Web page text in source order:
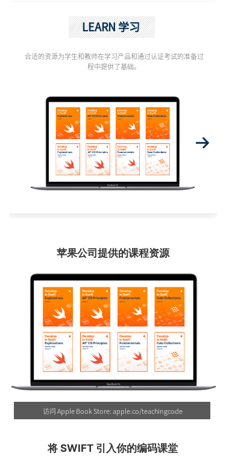
合适的资源为学生和教师在学习产品和通过认证考试的准备过
程中提供了基础。
LEARN学习
苹果公司提供的课程资源
访问 Apple Book Store:apple.co/teachingcode
将 SWIFT 引入你的编码课堂